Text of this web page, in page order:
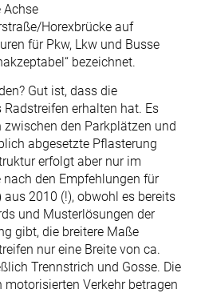
Horexbrücke auf
für Pkw, Lkw und Busse
bezeichnet.
Gut ist, dass die
erhalten hat. Es
den Parkplätzen und
abgesetzte Pflasterung
erfolgt aber nur im
den Empfehlungen für
aus 2010 (!), obwohl es bereits
und Musterlösungen der
gibt, die breitere Maße
nur eine Breite von ca.
Trennstrich und Gosse. Die
Verkehr betragen